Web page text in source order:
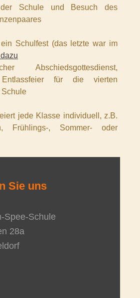
Schule und Besuch des
Schulfest (das letzte war im
Abschiedsgottesdienst,
Entlassfeier für die vierten
Schule
jede Klasse individuell, z.B.
Frühlings-, Sommer- oder
Sie uns
Spee-Schule
28a